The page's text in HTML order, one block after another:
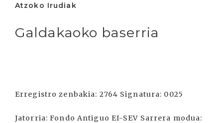
Atzoko Irudiak
Galdakaoko baserria
Erregistro zenbakia: 2764 Signatura: 0025
Jatorria: Fondo Antiguo EI-SEV Sarrera modua: